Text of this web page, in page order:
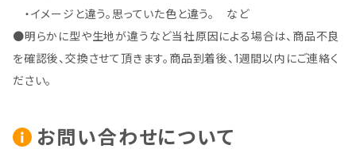
・イメージと違う。思っていた色と違う。 など
●明らかに型や生地が違うなど当社原因による場合は、商品不良
を確認後、交換させて頂きます。商品到着後、1週間以内にご連絡く
ださい。
お問い合わせについて